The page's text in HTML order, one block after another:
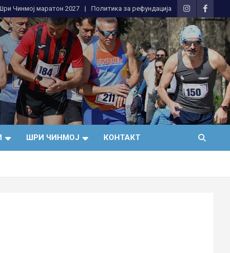
Чинмој маратон 2027 Политика за рефундација
ШРИ ЧИНМОЈ КОНТАКТ